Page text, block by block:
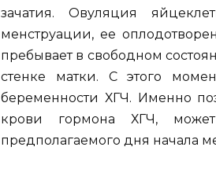
зачатия. Овуляция
менструации, ее
пребывает в свободном
стенке матки. С этого
беременности ХГЧ. Именно
крови гормона ХГЧ,
предполагаемого дня начала